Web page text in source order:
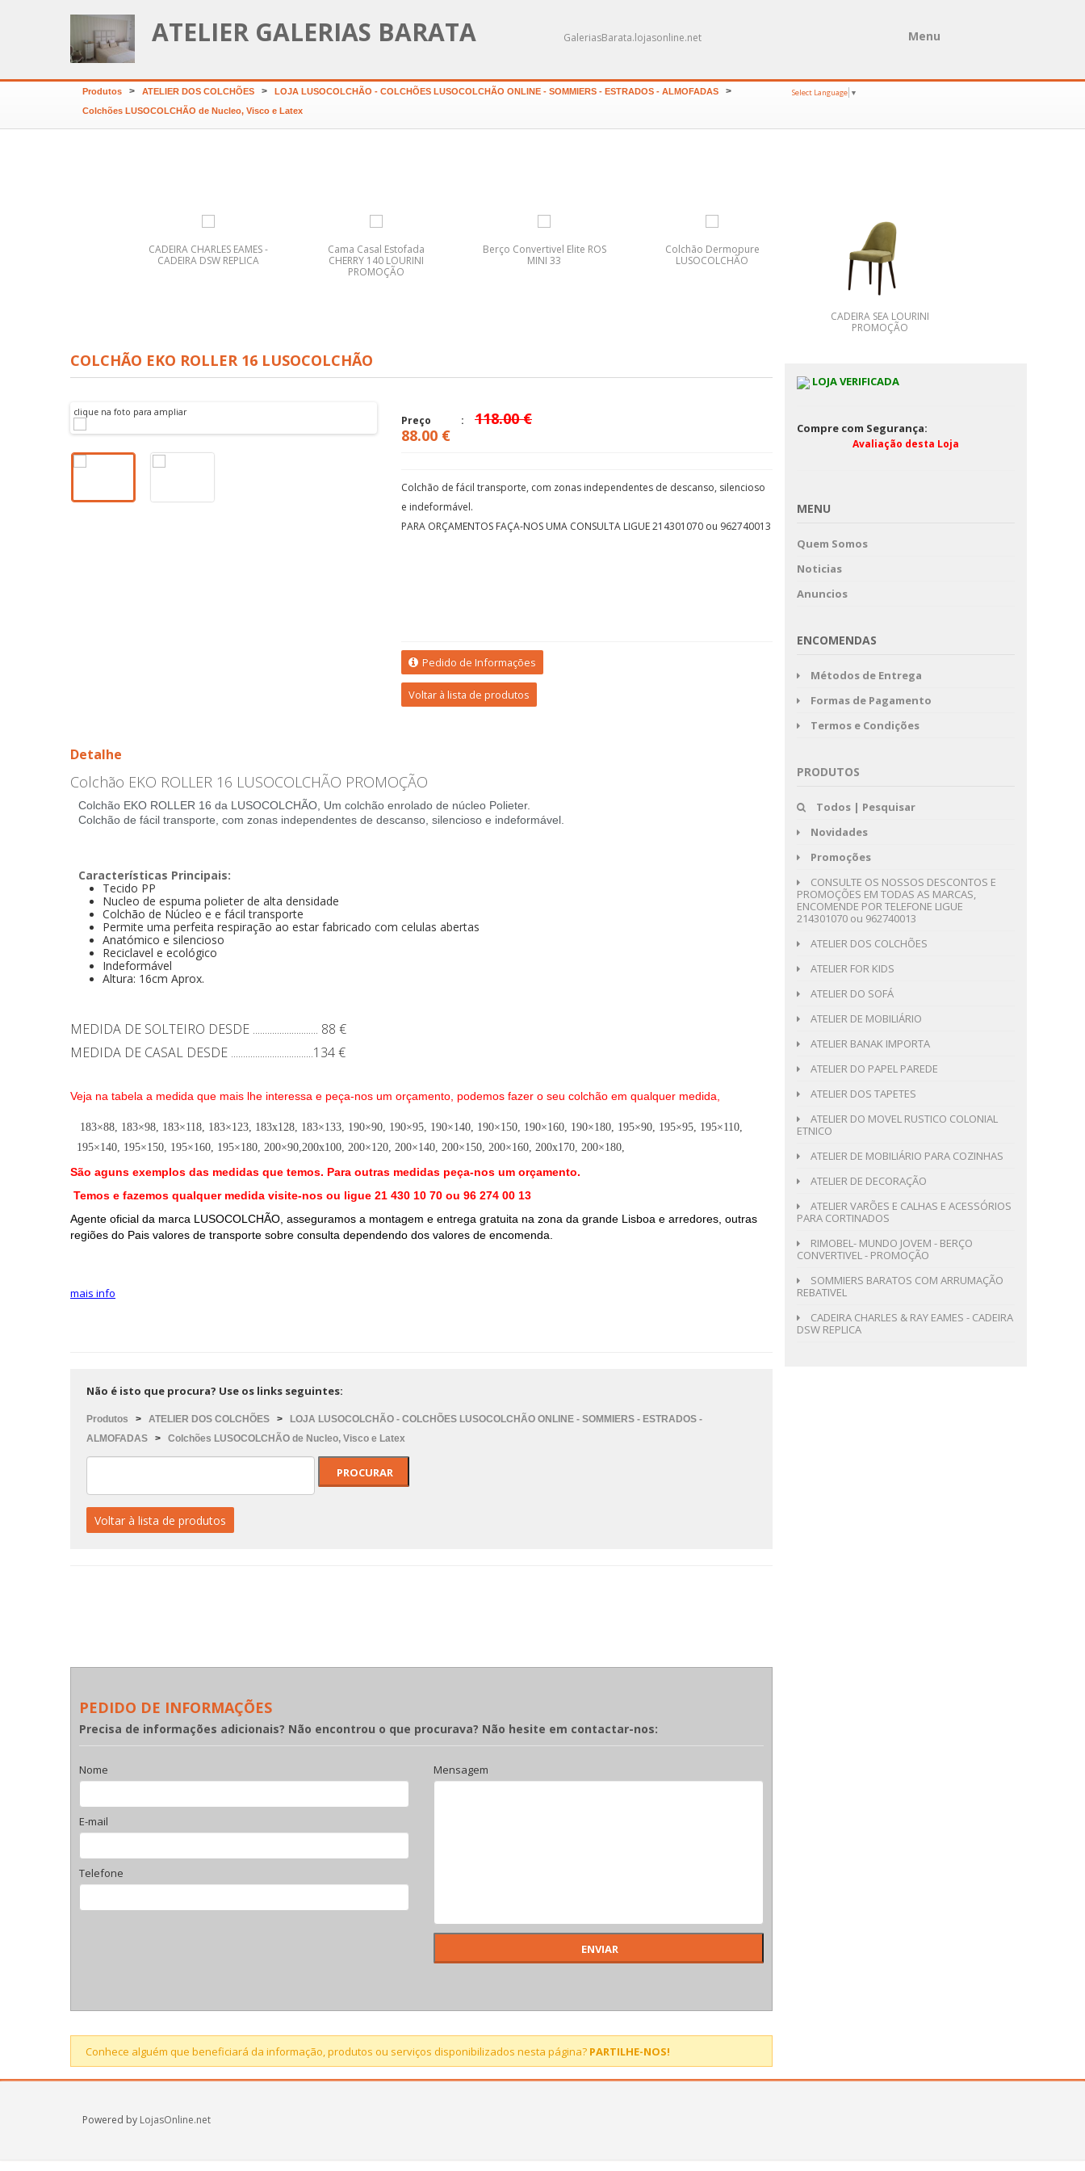
ATELIER GALERIAS BARATA GaleriasBarata.lojasonline.net Menu
Produtos > ATELIER DOS COLCHÕES > LOJA LUSOCOLCHÃO - COLCHÕES LUSOCOLCHÃO ONLINE - SOMMIERS - ESTRADOS - ALMOFADAS >
Colchões LUSOCOLCHÃO de Nucleo, Visco e Latex
Select Language ▼
CADEIRA CHARLES EAMES -
CADEIRA DSW REPLICA
Cama Casal Estofada
CHERRY 140 LOURINI
PROMOÇÃO
Berço Convertivel Elite ROS
MINI 33
Colchão Dermopure
LUSOCOLCHÃO
CADEIRA SEA LOURINI
PROMOÇÃO
COLCHÃO EKO ROLLER 16 LUSOCOLCHÃO
clique na foto para ampliar
Preço
118.00 €
88.00 €
Colchão de fácil transporte, com zonas independentes de descanso, silencioso
e indeformável.
PARA ORÇAMENTOS FAÇA-NOS UMA CONSULTA LIGUE 214301070 ou 962740013
Pedido de Informações
Voltar à lista de produtos
Detalhe
Colchão EKO ROLLER 16 LUSOCOLCHÃO PROMOÇÃO
Colchão EKO ROLLER 16 da LUSOCOLCHÃO, Um colchão enrolado de núcleo Polieter.
Colchão de fácil transporte, com zonas independentes de descanso, silencioso e indeformável.
Características Principais:
Tecido PP
Nucleo de espuma polieter de alta densidade
Colchão de Núcleo e e fácil transporte
Permite uma perfeita respiração ao estar fabricado com celulas abertas
Anatómico e silencioso
Reciclavel e ecológico
Indeformável
Altura: 16cm Aprox.
MEDIDA DE SOLTEIRO DESDE ........................... 88 €
MEDIDA DE CASAL DESDE ..................................134 €
Veja na tabela a medida que mais lhe interessa e peça-nos um orçamento, podemos fazer o seu colchão em qualquer medida,
183×88, 183×98, 183×118, 183×123, 183x128, 183×133, 190×90, 190×95, 190×140, 190×150, 190×160, 190×180, 195×90, 195×95, 195×110,
195×140, 195×150, 195×160, 195×180, 200×90,200x100, 200×120, 200×140, 200×150, 200×160, 200x170, 200×180,
São aguns exemplos das medidas que temos. Para outras medidas peça-nos um orçamento.
Temos e fazemos qualquer medida visite-nos ou ligue 21 430 10 70 ou 96 274 00 13
Agente oficial da marca LUSOCOLCHÃO, asseguramos a montagem e entrega gratuita na zona da grande Lisboa e arredores , outras
regiões do Pais valores de transporte sobre consulta dependendo dos valores de encomenda.
mais info
Não é isto que procura? Use os links seguintes:
Produtos > ATELIER DOS COLCHÕES >
LOJA LUSOCOLCHÃO - COLCHÕES LUSOCOLCHÃO ONLINE - SOMMIERS - ESTRADOS -
ALMOFADAS > Colchões LUSOCOLCHÃO de Nucleo, Visco e Latex
Voltar à lista de produtos
PEDIDO DE INFORMAÇÕES
Precisa de informações adicionais? Não encontrou o que procurava? Não hesite em contactar-nos:
Nome
E-mail
Telefone
Mensagem
Conhece alguém que beneficiará da informação, produtos ou serviços disponibilizados nesta página? PARTILHE-NOS!
LOJA VERIFICADA
Compre com Segurança:
Avaliação desta Loja
MENU
Quem Somos
Noticias
Anuncios
ENCOMENDAS
Métodos de Entrega
Formas de Pagamento
Termos e Condições
PRODUTOS
Todos | Pesquisar
Novidades
Promoções
CONSULTE OS NOSSOS DESCONTOS E
PROMOÇÕES EM TODAS AS MARCAS,
ENCOMENDE POR TELEFONE LIGUE
214301070 ou 962740013
ATELIER DOS COLCHÕES
ATELIER FOR KIDS
ATELIER DO SOFÁ
ATELIER DE MOBILIÁRIO
ATELIER BANAK IMPORTA
ATELIER DO PAPEL PAREDE
ATELIER DOS TAPETES
ATELIER DO MOVEL RUSTICO COLONIAL
ETNICO
ATELIER DE MOBILIÁRIO PARA COZINHAS
ATELIER DE DECORAÇÃO
ATELIER VARÕES E CALHAS E ACESSÓRIOS
PARA CORTINADOS
RIMOBEL- MUNDO JOVEM - BERÇO
CONVERTIVEL - PROMOÇÃO
SOMMIERS BARATOS COM ARRUMAÇÃO
REBATIVEL
CADEIRA CHARLES & RAY EAMES - CADEIRA
DSW REPLICA
Powered by LojasOnline.net